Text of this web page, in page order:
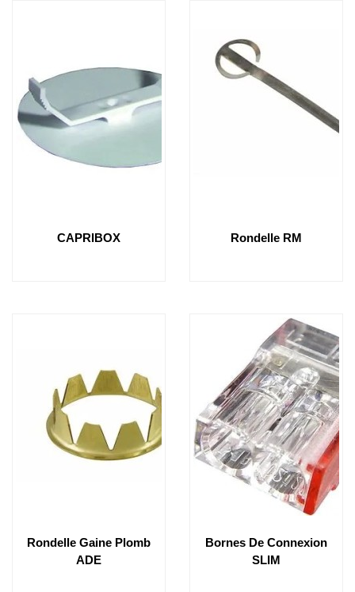
CAPRIBOX Rondelle RM
Rondelle Gaine Plomb
ADE
Bornes De Connexion
SLIM